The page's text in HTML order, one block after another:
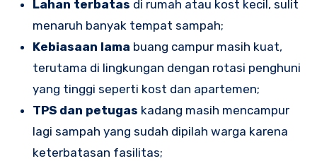
Lahan terbatas di rumah atau kost kecil, sulit
menaruh banyak tempat sampah;
Kebiasaan lama buang campur masih kuat,
terutama di lingkungan dengan rotasi penghuni
yang tinggi seperti kost dan apartemen;
TPS dan petugas kadang masih mencampur
lagi sampah yang sudah dipilah warga karena
keterbatasan fasilitas;